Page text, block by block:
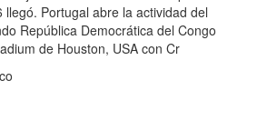
llegó. Portugal abre la actividad del
República Democrática del Congo
de Houston, USA con Cr